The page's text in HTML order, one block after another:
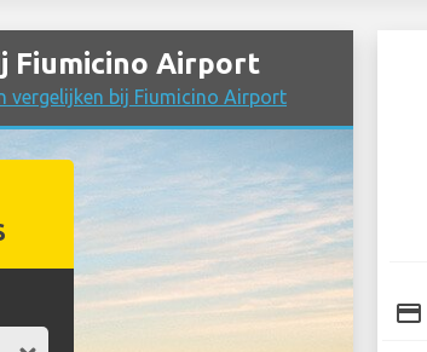
Fiumicino Airport
vergelijken bij Fiumicino Airport
credit_card